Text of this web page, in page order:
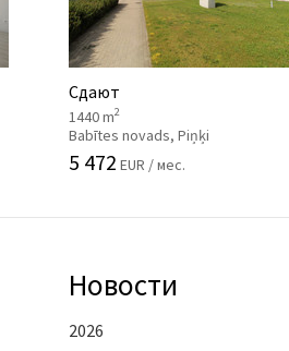
Сдают
1440 m2
Babītes novads, Piņķi
5 472 EUR / мес.
Новости
2026